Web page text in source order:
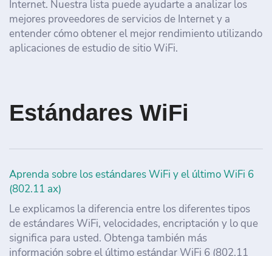
Internet. Nuestra lista puede ayudarte a analizar los
mejores proveedores de servicios de Internet y a
entender cómo obtener el mejor rendimiento utilizando
aplicaciones de estudio de sitio WiFi.
Estándares WiFi
Aprenda sobre los estándares WiFi y el último WiFi 6
(802.11 ax)
Le explicamos la diferencia entre los diferentes tipos
de estándares WiFi, velocidades, encriptación y lo que
significa para usted. Obtenga también más
información sobre el último estándar WiFi 6 (802.11